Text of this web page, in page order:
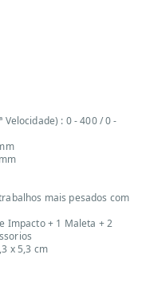
Velocidade) : 0 - 400 / 0 -
mais pesados com
Impacto + 1 Maleta + 2
x 5,3 cm